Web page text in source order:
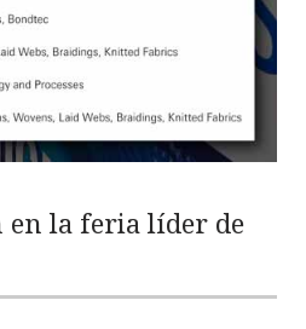
en la feria líder de